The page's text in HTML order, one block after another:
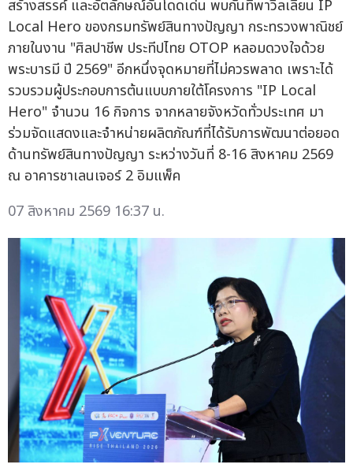
สร้างสรรค์ และอัตลักษณ์อันโดดเด่น พบกันที่พาวิลเลียน IP
Local Hero ของกรมทรัพย์สินทางปัญญา กระทรวงพาณิชย์
ภายในงาน "ศิลปาชีพ ประทีปไทย OTOP หลอมดวงใจด้วย
พระบารมี ปี 2569" อีกหนึ่งจุดหมายที่ไม่ควรพลาด เพราะได้
รวบรวมผู้ประกอบการต้นแบบภายใต้โครงการ "IP Local
Hero" จำนวน 16 กิจการ จากหลายจังหวัดทั่วประเทศ มา
ร่วมจัดแสดงและจำหน่ายผลิตภัณฑ์ที่ได้รับการพัฒนาต่อยอด
ด้านทรัพย์สินทางปัญญา ระหว่างวันที่ 8-16 สิงหาคม 2569
ณ อาคารชาเลนเจอร์ 2 อิมแพ็ค
07 สิงหาคม 2569 16:37 น.